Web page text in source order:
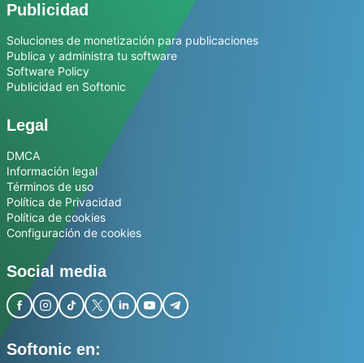
Publicidad
Soluciones de monetización para publicaciones
Publica y administra tu software
Software Policy
Publicidad en Softonic
Legal
DMCA
Información legal
Términos de uso
Política de Privacidad
Política de cookies
Configuración de cookies
Social media
Softonic en: